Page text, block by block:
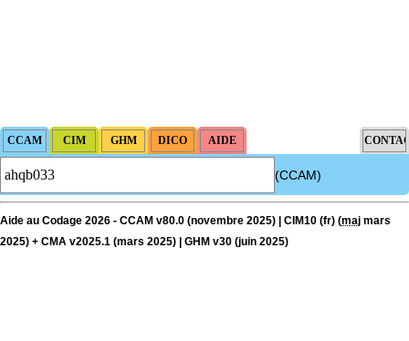
(CCAM)
Aide au Codage 2026 - CCAM v80.0 (novembre 2025) | CIM10 (fr) (maj mars
2025) + CMA v2025.1 (mars 2025) | GHM v30 (juin 2025)